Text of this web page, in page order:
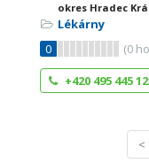
okres Hradec
Lékárny
0
(0
+420 495 445
<